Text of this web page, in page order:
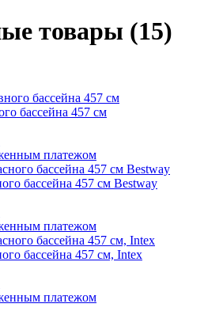
товары (15)
бассейна 457 см
платежом
бассейна 457 см Bestway
платежом
бассейна 457 см, Intex
платежом